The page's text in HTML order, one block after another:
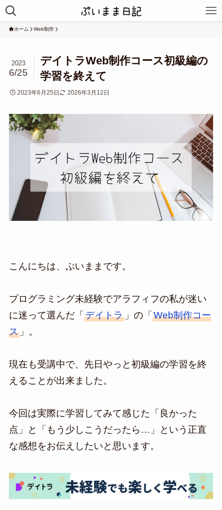
ホーム Web制作
デイトラWeb制作コース初級編の
学習を終えて
2023
6/25
2023年6月25日 2026年3月12日
こんにちは、ぷいままです。
プログラミング未経験でアラフィフの私が迷い
に迷って選んだ「 デイトラ」の「 Web制作コー
ス」。
現在も受講中で、先日やっと初級編の学習を終
えることが出来ました。
今回は実際に学習してみて感じた「良かった
点」と「もう少しこうだったら…」という正直
な感想をお伝えしたいと思います。